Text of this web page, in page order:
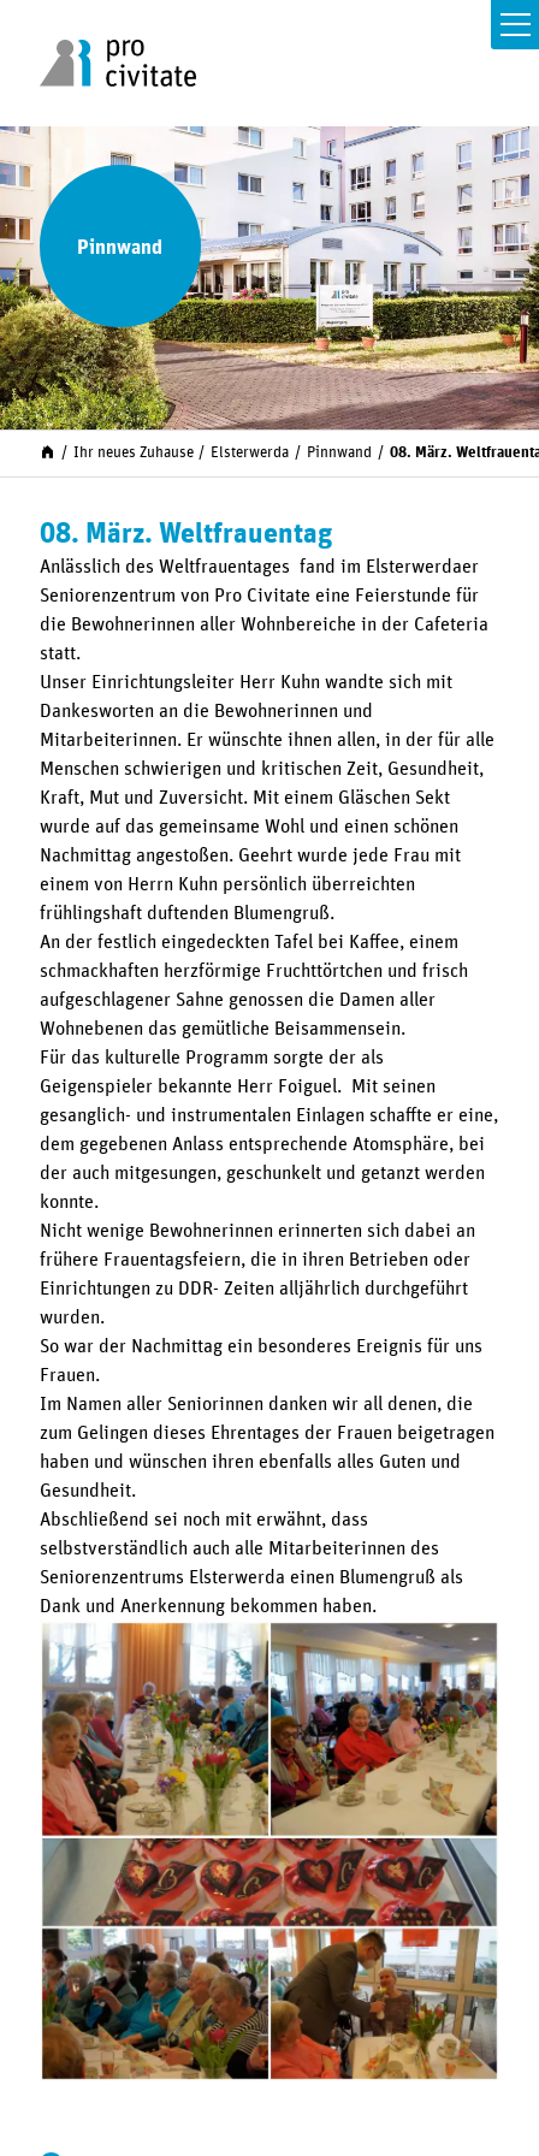
Pinnwand
Ihr neues Zuhause Elsterwerda Pinnwand 08. März.
08. März. Weltfrauentag
Anlässlich des Weltfrauentages fand im Elsterwerdaer
Seniorenzentrum von Pro Civitate eine Feierstunde für
die Bewohnerinnen aller Wohnbereiche in der Cafeteria
statt.
Unser Einrichtungsleiter Herr Kuhn wandte sich mit
Dankesworten an die Bewohnerinnen und
Mitarbeiterinnen. Er wünschte ihnen allen, in der für alle
Menschen schwierigen und kritischen Zeit, Gesundheit,
Kraft, Mut und Zuversicht. Mit einem Gläschen Sekt
wurde auf das gemeinsame Wohl und einen schönen
Nachmittag angestoßen. Geehrt wurde jede Frau mit
einem von Herrn Kuhn persönlich überreichten
frühlingshaft duftenden Blumengruß.
An der festlich eingedeckten Tafel bei Kaffee, einem
schmackhaften herzförmige Fruchttörtchen und frisch
aufgeschlagener Sahne genossen die Damen aller
Wohnebenen das gemütliche Beisammensein.
Für das kulturelle Programm sorgte der als
Geigenspieler bekannte Herr Foiguel. Mit seinen
gesanglich- und instrumentalen Einlagen schaffte er eine,
dem gegebenen Anlass entsprechende Atomsphäre, bei
der auch mitgesungen, geschunkelt und getanzt werden
konnte.
Nicht wenige Bewohnerinnen erinnerten sich dabei an
frühere Frauentagsfeiern, die in ihren Betrieben oder
Einrichtungen zu DDR- Zeiten alljährlich durchgeführt
wurden.
So war der Nachmittag ein besonderes Ereignis für uns
Frauen.
Im Namen aller Seniorinnen danken wir all denen, die
zum Gelingen dieses Ehrentages der Frauen beigetragen
haben und wünschen ihren ebenfalls alles Guten und
Gesundheit.
Abschließend sei noch mit erwähnt, dass
selbstverständlich auch alle Mitarbeiterinnen des
Seniorenzentrums Elsterwerda einen Blumengruß als
Dank und Anerkennung bekommen haben.